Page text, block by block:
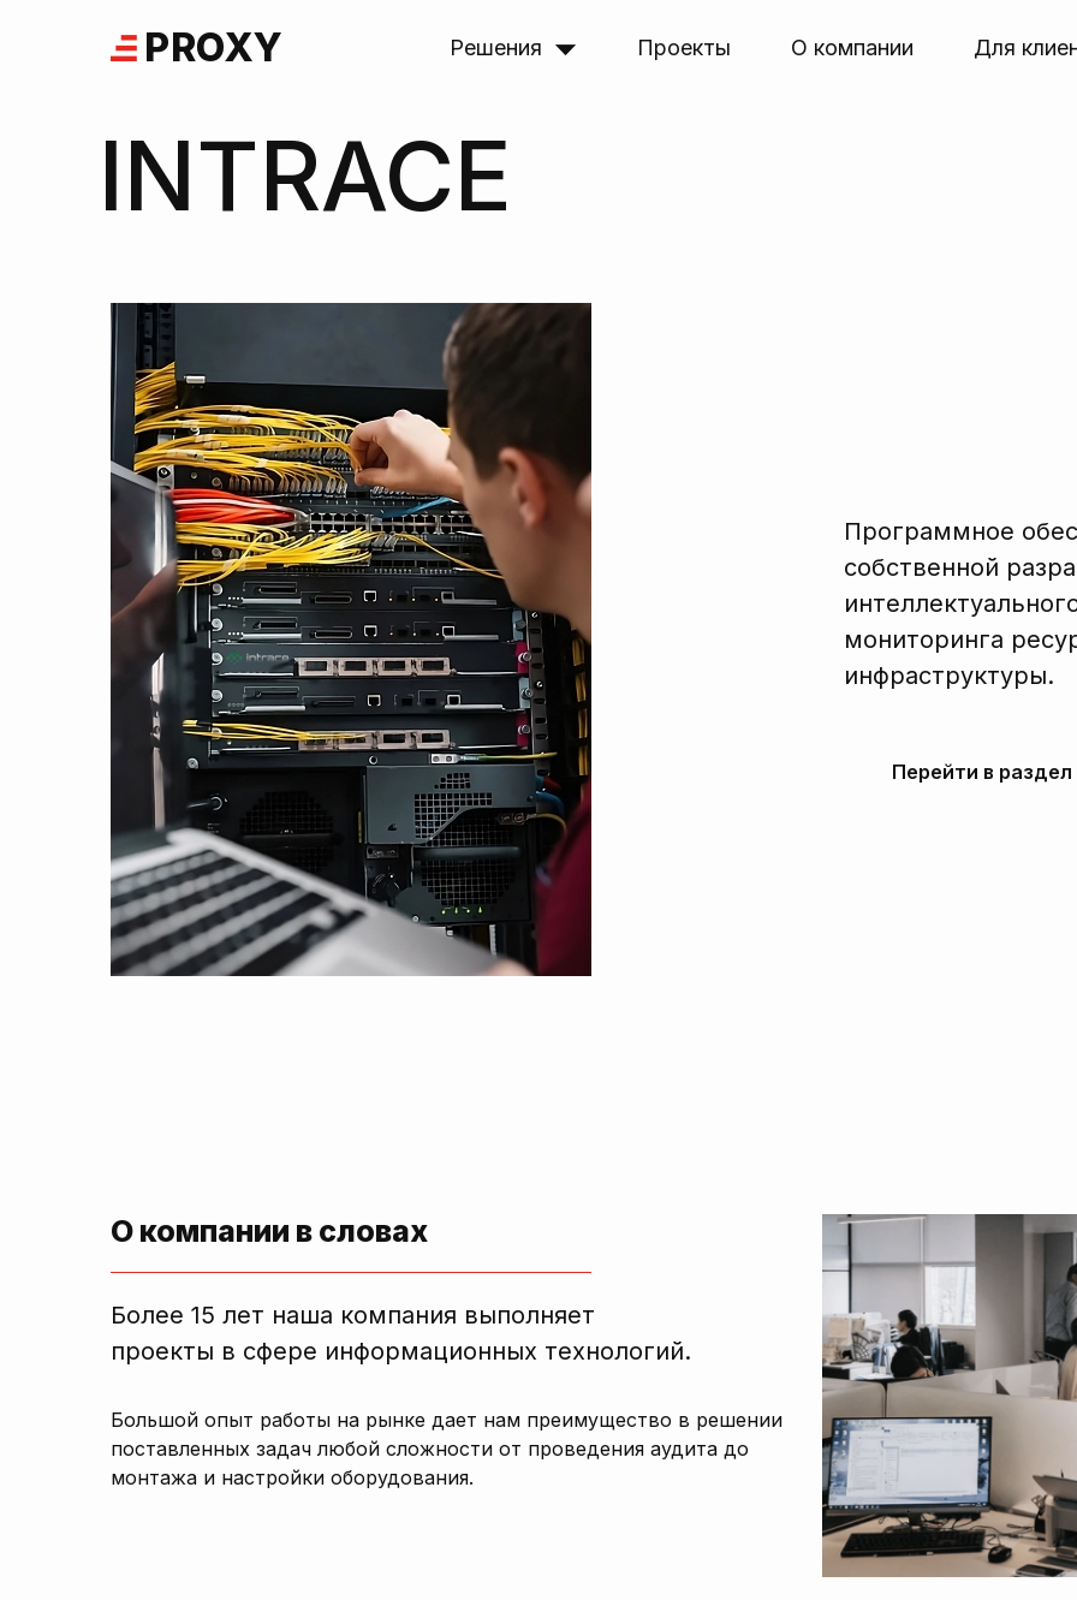
PROXY Решения Проекты О компании Для
INTRACE
Программное
собственной
мониторинга
инфраструктуры.
Перейти в раздел
О компании в словах
Более 15 лет наша компания выполняет
проекты в сфере информационных технологий.
Большой опыт работы на рынке дает нам преимущество в решении
поставленных задач любой сложности от проведения аудита до
монтажа и настройки оборудования.